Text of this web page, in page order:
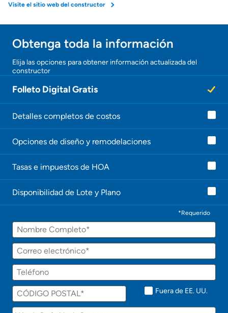
Obtener ofertas por mi casa
Visite el sitio web del constructor
¡Gracias!
¡
n
e
e
c
t
r
á
r
n
t
!
Obtenga toda la información
Elija las opciones para obtener información actualizada del
constructor
Folleto Digital Gratis
Detalles completos de costos
Opciones de diseño y remodelaciones
Tasas e impuestos de HOA
Disponibilidad de Lote y Plano
*Requerido
Nombre
Correo
electrónico
Teléfono
Fuera de EE. UU.